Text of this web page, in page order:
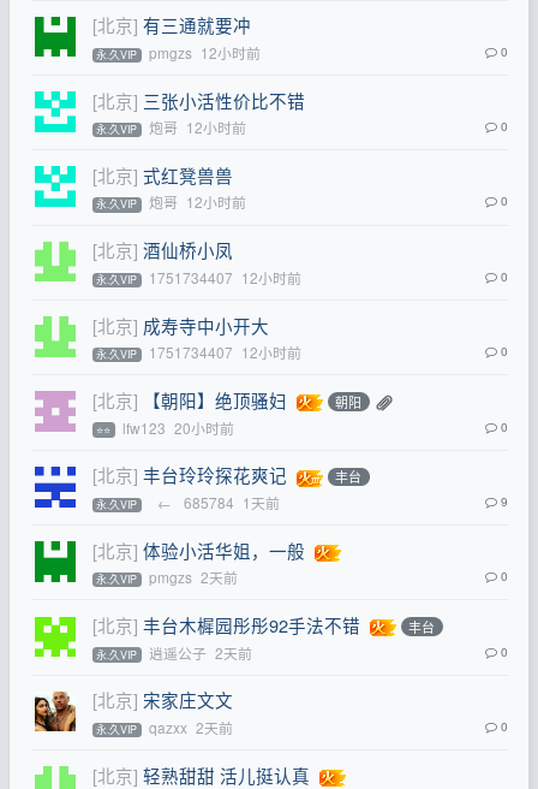
[北京] 有三通就要冲
永.久VIP pmgzs 12小时前 0
[北京] 三张小活性价比不错
永.久VIP 炮哥 12小时前 0
[北京] 式红凳兽兽
永.久VIP 炮哥 12小时前 0
[北京] 酒仙桥小凤
永.久VIP 1751734407 12小时前 0
[北京] 成寿寺中小开大
永.久VIP 1751734407 12小时前 0
[北京] 【朝阳】绝顶骚妇 朝阳
⭐⭐ lfw123 20小时前 0
[北京] 丰台玲玲探花爽记 丰台
永.久VIP ← 685784 1天前 9
[北京] 体验小活华姐，一般
永.久VIP pmgzs 2天前 0
[北京] 丰台木樨园彤彤92手法不错 丰台
永.久VIP 逍遥公子 2天前 0
[北京] 宋家庄文文
永.久VIP qazxx 2天前 0
[北京] 轻熟甜甜 活儿挺认真